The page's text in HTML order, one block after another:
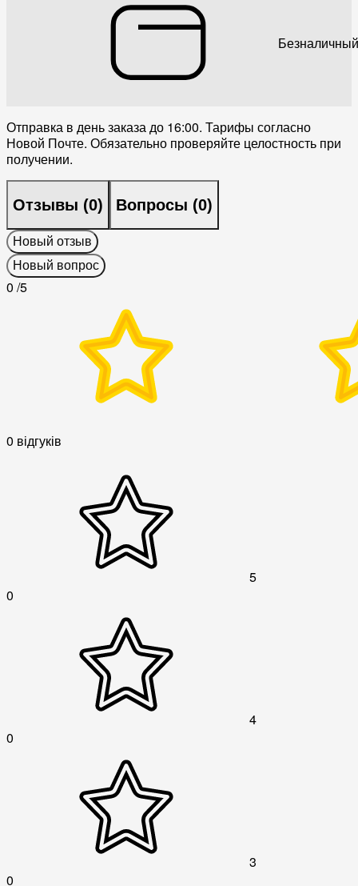
Отправка в день заказа до 16:00. Тарифы согласно
Новой Почте. Обязательно проверяйте целостность при
получении.
Отзывы (0) Вопросы (0)
Новый отзыв
Новый вопрос
0 /5
0 відгуків
5
0
4
0
3
0